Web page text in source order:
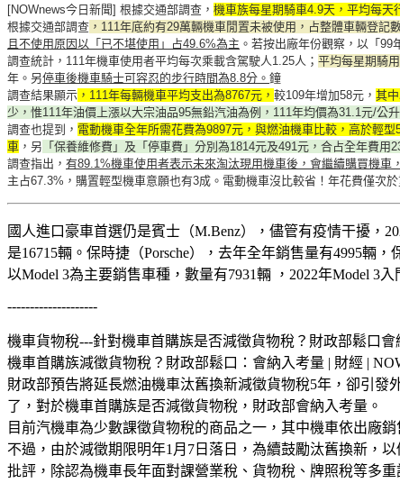
[NOWnews今日新聞] 根據交通部調查， 機車族每星期騎車4.9天，平均每天
根據交通部調查 ，111年底約有29萬輛機車閒置未被使用，占整體車輛登記
且不使用原因以「已不堪使用」占49.6%為主 。若按出廠年份觀察，以「
調查統計，111年機車使用者平均每次乘載含駕駛人1.25人； 平均每星期騎
年。另停車後機車騎士可容忍的步行時間為8.8分。 鐘
調查結果顯示 ，111年每輛機車平均支出為8767元， 較109年增加58元， 其
少，惟111年油價上漲以大宗油品95無鉛汽油為例，111年均價為31.1元/
調查也提到， 電動機車全年所需花費為9897元，與燃油機車比較，高於輕
車 ，另 「保養維修費」及「停車費」分別為1814元及491元，合占全年費用
調查指出， 有89.1%機車使用者表示未來淘汰現用機車後，會繼續購買機車
主占67.3%，購置輕型機車意願也有3成。電動機車沒比較省！年花費僅次
國人進口豪車首選仍是賓士（M.Benz），儘管有疫情干擾，
是16715輛。保時捷（Porsche），去年全年銷售量有4995輛
以Model 3為主要銷售車種，數量有7931輛 ，2022年Model 3
--------------------
機車貨物稅---針對機車首購族是否減徵貨物稅？財政部鬆口會
機車首購族減徵貨物稅？財政部鬆口：會納入考量 | 財經 |
財政部預告將延長燃油機車汰舊換新減徵貨物稅5年，卻引
了，對於機車首購族是否減徵貨物稅，財政部會納入考量。
目前汽機車為少數課徵貨物稅的商品之一，其中機車依出廠
不過，由於減徵期限明年1月7日落日，為續鼓勵汰舊換新，
批評，除認為機車長年面對課營業稅、貨物稅、牌照稅等多